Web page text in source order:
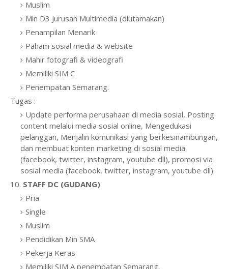
Muslim
Min D3 Jurusan Multimedia (diutamakan)
Penampilan Menarik
Paham sosial media & website
Mahir fotografi & videografi
Memiliki SIM C
Penempatan Semarang.
Tugas :
Update performa perusahaan di media sosial, Posting
content melalui media sosial online, Mengedukasi
pelanggan, Menjalin komunikasi yang berkesinambungan,
dan membuat konten marketing di sosial media
(facebook, twitter, instagram, youtube dll), promosi via
sosial media (facebook, twitter, instagram, youtube dll).
10. STAFF DC (GUDANG)
Pria
Single
Muslim
Pendidikan Min SMA
Pekerja Keras
Memiliki SIM A penempatan Semarang.